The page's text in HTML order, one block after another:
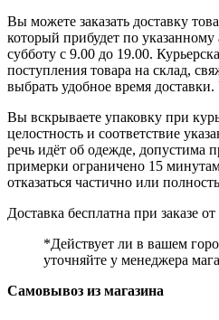
Вы можете заказать доставку
который прибудет по указанному
субботу с 9.00 до 19.00.
поступления товара на склад,
выбрать удобное время
Вы вскрываете упаковку при
целостность и соответствие
речь идёт об одежде, допустима
примерки ограничено 15
отказаться частично или
Доставка бесплатна при заказе
*Действует ли в вашем
уточняйте у менеджера
Самовывоз из магазина